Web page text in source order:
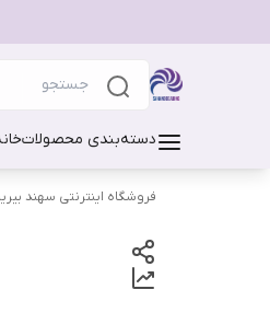
دسته‌بندی محصولات
فروشگاه اینترنتی سهند